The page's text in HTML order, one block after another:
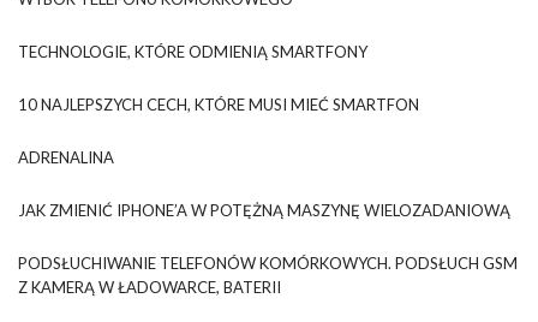
TECHNOLOGIE, KTÓRE ODMIENIĄ SMARTFONY
10 NAJLEPSZYCH CECH, KTÓRE MUSI MIEĆ SMARTFON
ADRENALINA
JAK ZMIENIĆ IPHONE’A W POTĘŻNĄ MASZYNĘ WIELOZADANIOWĄ
PODSŁUCHIWANIE TELEFONÓW KOMÓRKOWYCH. PODSŁUCH GSM
Z KAMERĄ W ŁADOWARCE, BATERII